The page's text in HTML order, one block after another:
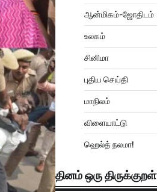
ஆன்மிகம்-ஜோதிடம்
உலகம்
சினிமா
புதிய செய்தி
மாநிலம்
விளையாட்டு
ஹெல்த் நலமா!
தினம் ஒரு திருக்குறள்